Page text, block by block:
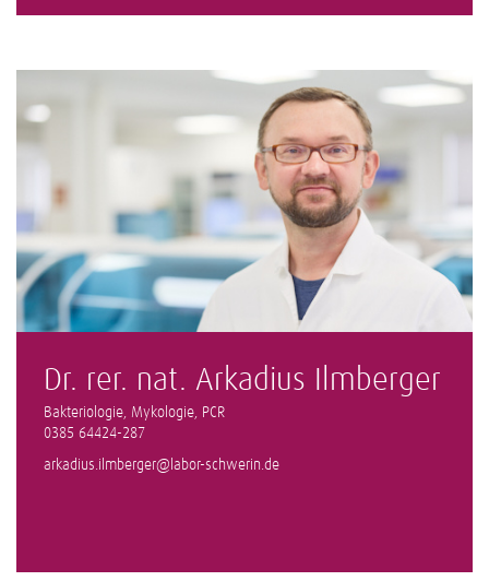
Dr. rer. nat. Arkadius Ilmberger
Bakteriologie, Mykologie, PCR
0385 64424-287
arkadius.ilmberger@labor-schwerin.de